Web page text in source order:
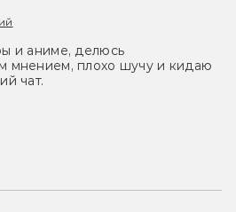
и аниме, делюсь
мнением, плохо шучу и кидаю
чат.